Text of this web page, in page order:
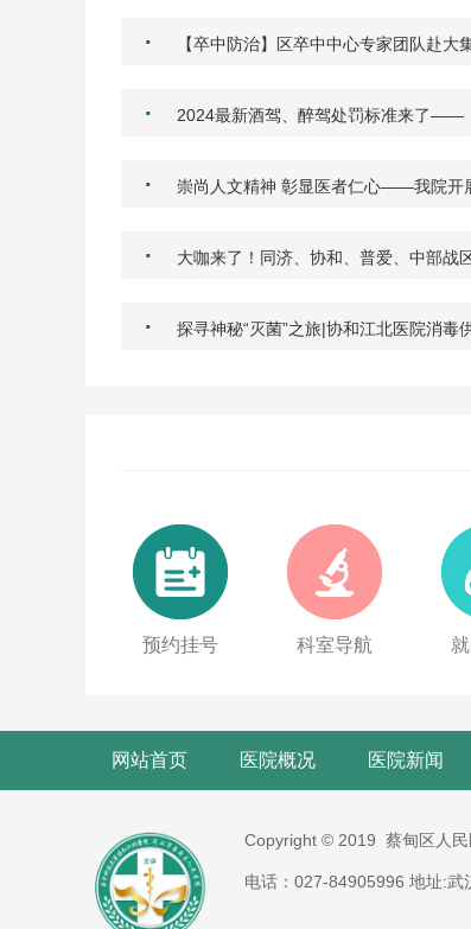
· 【卒中防治】区卒中中心专家团队赴大
· 2024最新酒驾、醉驾处罚标准来了——
· 崇尚人文精神 彰显医者仁心——我院开
· 大咖来了！同济、协和、普爱、中部战
· 探寻神秘“灭菌”之旅|协和江北医院消毒
预约挂号 科室导航
网站首页 医院概况 医院新闻
Copyright © 2019 蔡甸区人民
电话：027-84905996 地址:武